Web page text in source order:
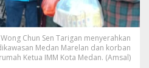
Chun Sen Tarigan menyerahkan
Medan Marelan dan korban
Ketua IMM Kota Medan. (Amsal)